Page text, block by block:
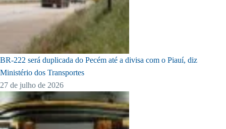
BR-222 será duplicada do Pecém até a divisa com o Piauí, diz
Ministério dos Transportes
27 de julho de 2026